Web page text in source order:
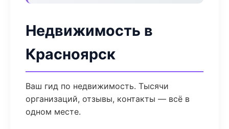
Недвижимость в
Красноярск
Ваш гид по недвижимость. Тысячи
организаций, отзывы, контакты — всё в
одном месте.